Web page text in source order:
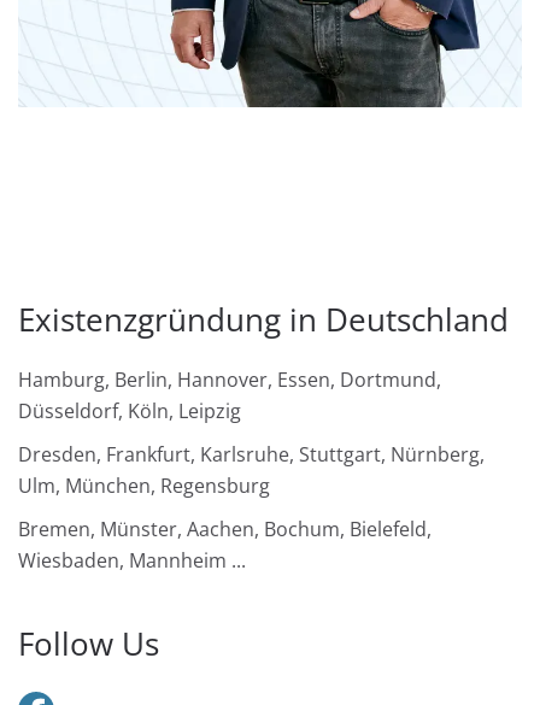
Existenzgründung in Deutschland
Hamburg, Berlin, Hannover, Essen, Dortmund,
Düsseldorf, Köln, Leipzig
Dresden, Frankfurt, Karlsruhe, Stuttgart, Nürnberg,
Ulm, München, Regensburg
Bremen, Münster, Aachen, Bochum, Bielefeld,
Wiesbaden, Mannheim ...
Follow Us